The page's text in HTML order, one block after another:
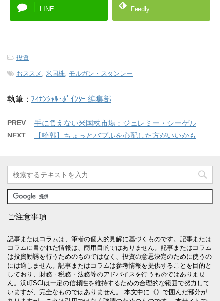
LINE Feedly
-投資
-おススメ , 米国株, モルガン・スタンレー
執筆： ﾌｨﾅﾝｼｬﾙ･ﾎﾟｲﾝﾀｰ 編集部
PREV 手に負えない米国株市場：ジェレミー・シーゲル
NEXT 【輪郭】ちょっとバブルを心配した方がいいかも
ご注意事項
記事またはコラムは、筆者の個人的見解に基づくものです。記事または
コラムに書かれた情報は、商用目的ではありません。記事またはコラム
は投資勧誘を行うためのものではなく、投資の意思決定のために使うの
には適しません。記事またはコラムは参考情報を提供することを目的と
しており、財務・税務・法務等のアドバイスを行うものではありませ
ん。浜町SCIは一定の信頼性を維持するための合理的な範囲で努力して
いますが、完全なものではありません。 本文中に《》で囲んだ部分が